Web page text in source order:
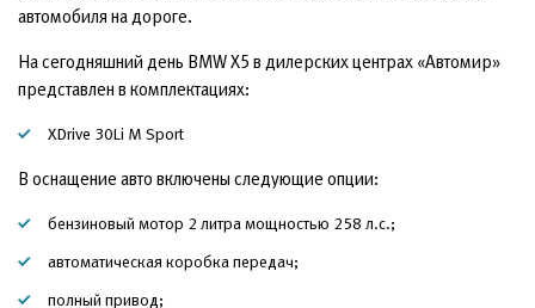
автомобиля на дороге.
На сегодняшний день BMW X5 в дилерских центрах «Автомир»
представлен в комплектациях:
XDrive 30Li M Sport
В оснащение авто включены следующие опции:
бензиновый мотор 2 литра мощностью 258 л.с.;
автоматическая коробка передач;
полный привод;